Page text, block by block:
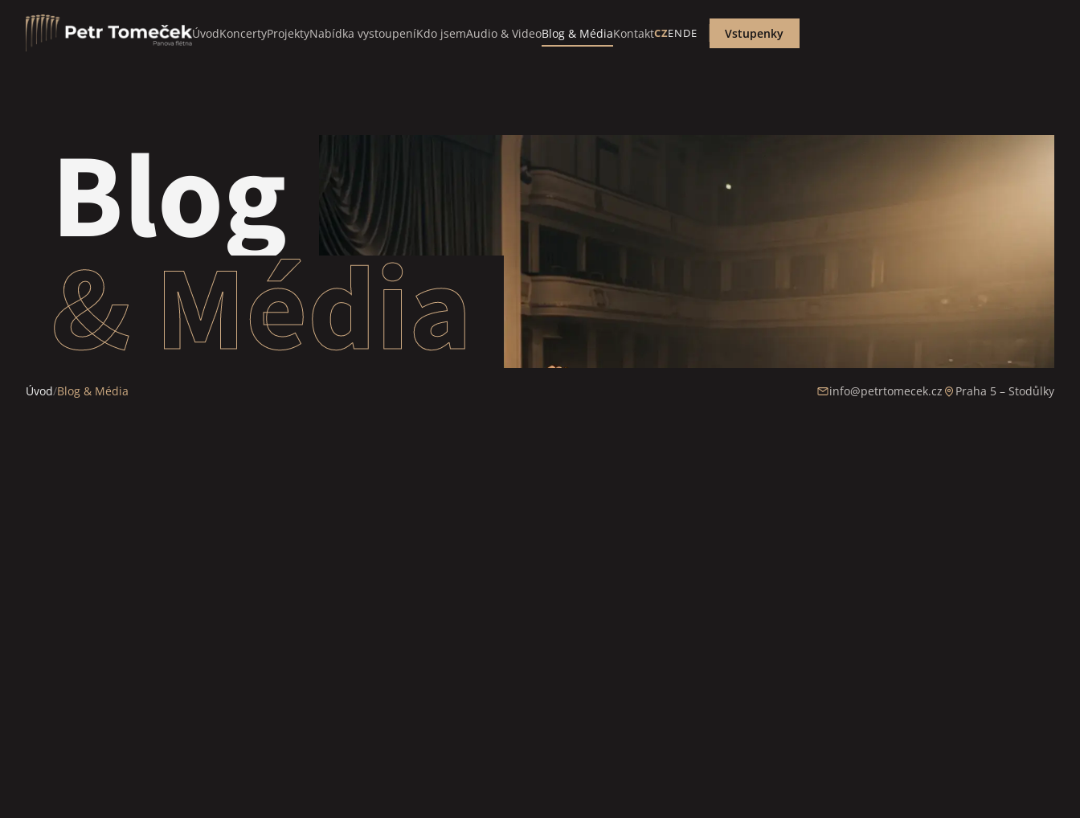
ÚvodKoncertyProjektyNabídka vystoupeníKdo jsemAudio & VideoBlog & MédiaKontaktCZENDE Vstupenky
Blog
& Média
Úvod/Blog & Média info@petrtomecek.cz Praha 5 – Stodůlky